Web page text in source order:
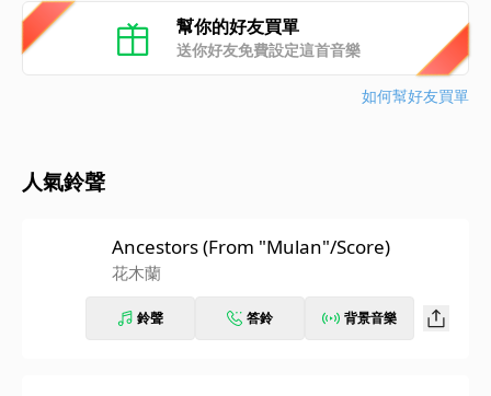
幫你的好友買單
送你好友免費設定這首音樂
如何幫好友買單
人氣鈴聲
Ancestors (From "Mulan"/Score)
花木蘭
鈴聲 答鈴 背景音樂